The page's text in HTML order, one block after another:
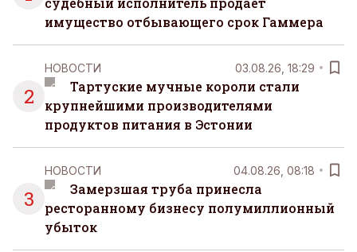
имущество отбывающего срок Гаммера
2
НОВОСТИ 03.08.26, 18:29
Тартуские мучные короли стали
крупнейшими производителями
продуктов питания в Эстонии
3
НОВОСТИ 04.08.26, 08:18
Замерзшая труба принесла
ресторанному бизнесу полумиллионный
убыток